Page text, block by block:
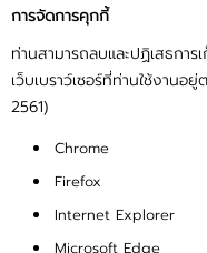
การจัดการคุกกี้
ท่านสามารถลบและปฏิเสธการ
เว็บเบราว์เซอร์ที่ท่านใช้งา
2561)
Chrome
Firefox
Internet Explorer
Microsoft Edge